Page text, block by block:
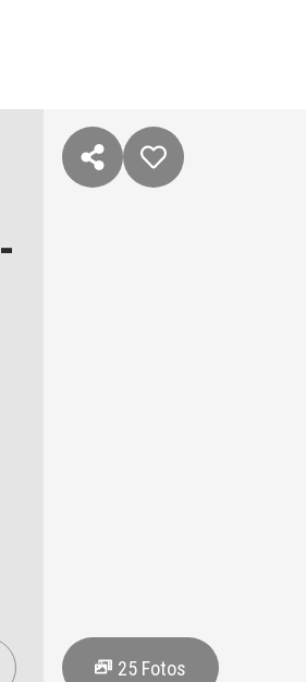
-
25 Fotos